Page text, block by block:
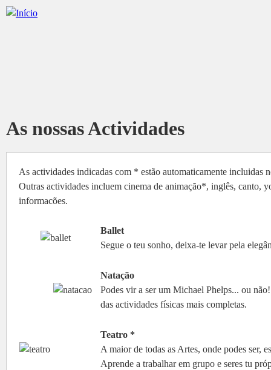
As nossas Actividades
As actividades indicadas com * estão automaticamente
Outras actividades incluem cinema de animação*, inglês, canto,
informacões.
Ballet
Segue o teu sonho, deixa-te levar pela
Natação
Podes vir a ser um Michael Phelps... ou
das actividades físicas mais completas.
Teatro *
A maior de todas as Artes, onde podes ser,
Aprende a trabalhar em grupo e seres tu